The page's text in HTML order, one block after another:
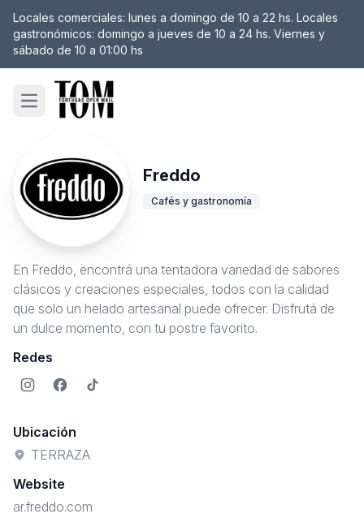
Locales comerciales: lunes a domingo de 10 a 22 hs. Locales
gastronómicos: domingo a jueves de 10 a 24 hs. Viernes y
sábado de 10 a 01:00 hs
Open main menu
Freddo
Cafés y gastronomía
En Freddo, encontrá una tentadora variedad de sabores
clásicos y creaciones especiales, todos con la calidad
que solo un helado artesanal puede ofrecer. Disfrutá de
un dulce momento, con tu postre favorito.
Redes
Ubicación
TERRAZA
Website
ar.freddo.com